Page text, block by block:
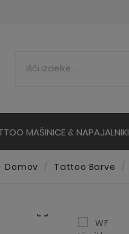
MAŠINICE & NAPAJALNIKI
Domov Tattoo Barve
